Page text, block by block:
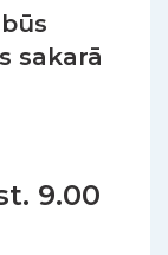
sakarā
9.00